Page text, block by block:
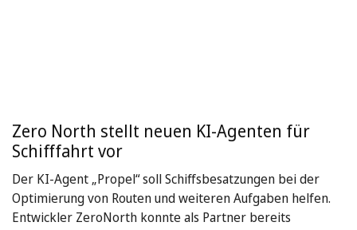
Zero North stellt neuen KI-Agenten für
Schifffahrt vor
Der KI-Agent „Propel“ soll Schiffsbesatzungen bei der
Optimierung von Routen und weiteren Aufgaben helfen.
Entwickler ZeroNorth konnte als Partner bereits